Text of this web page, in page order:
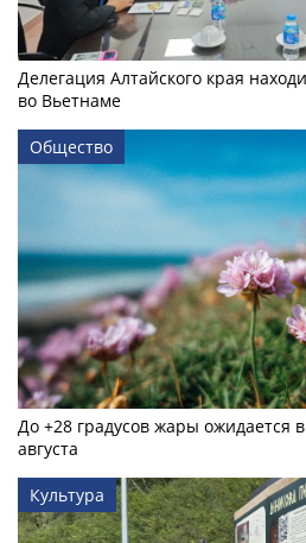
Делегация Алтайского края
во Вьетнаме
Общество
До +28 градусов жары ожидается
августа
Культура